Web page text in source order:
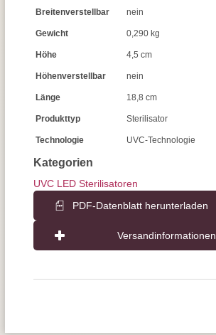
Kategorien
UVC LED Sterilisatoren
PDF-Datenblatt herunterladen
Versandinformationen
Breitenverstellbar nein
Gewicht 0,290 kg
Höhe 4,5 cm
Höhenverstellbar nein
Länge 18,8 cm
Produkttyp Sterilisator
Technologie UVC-Technologie